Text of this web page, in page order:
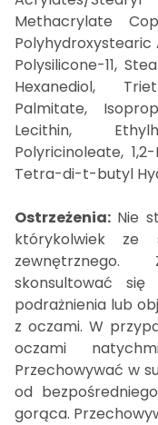
Methacrylate
Polyhydroxystearic
Polysilicone-11,
Hexanediol,
Palmitate,
Lecithin,
Polyricinoleate,
Tetra-di-t-butyl
Ostrzeżenia: Nie
którykolwiek ze
skonsultować
podrażnienia lub
z oczami. W
oczami
Przechowywać w
od
gorąca.